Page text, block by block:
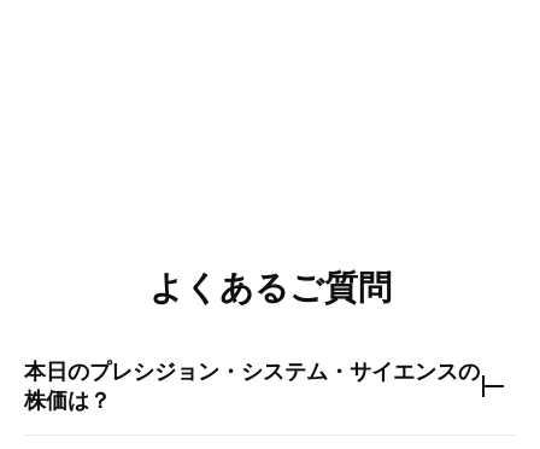
よくあるご質問
本日のプレシジョン・システム・サイエンスの
株価は？